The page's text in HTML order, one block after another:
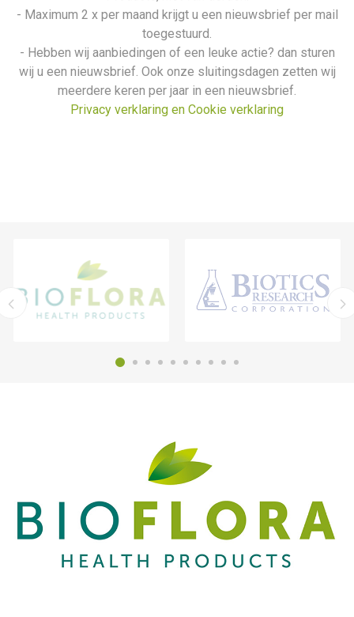
- Maximum 2 x per maand krijgt u een nieuwsbrief per mail
toegestuurd.
- Hebben wij aanbiedingen of een leuke actie? dan sturen
wij u een nieuwsbrief. Ook onze sluitingsdagen zetten wij
meerdere keren per jaar in een nieuwsbrief.
Privacy verklaring en Cookie verklaring